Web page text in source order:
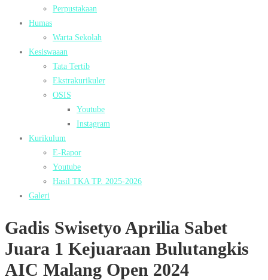
Perpustakaan
Humas
Warta Sekolah
Kesiswaaan
Tata Tertib
Ekstrakurikuler
OSIS
Youtube
Instagram
Kurikulum
E-Rapor
Youtube
Hasil TKA TP. 2025-2026
Galeri
Gadis Swisetyo Aprilia Sabet
Juara 1 Kejuaraan Bulutangkis
AIC Malang Open 2024